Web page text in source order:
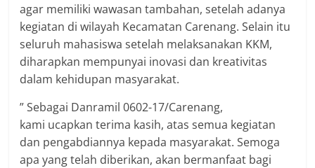
agar memiliki wawasan tambahan, setelah adanya
kegiatan di wilayah Kecamatan Carenang. Selain itu
seluruh mahasiswa setelah melaksanakan KKM,
diharapkan mempunyai inovasi dan kreativitas
dalam kehidupan masyarakat.
” Sebagai Danramil 0602-17/Carenang,
kami ucapkan terima kasih, atas semua kegiatan
dan pengabdiannya kepada masyarakat. Semoga
apa yang telah diberikan, akan bermanfaat bagi